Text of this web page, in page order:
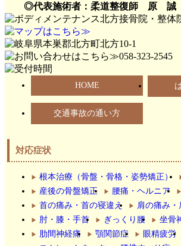
◎代表施術者：柔道整復師 原 誠
HOME
交通事故の通い方
対応症状
根本治療（骨盤・骨格・姿勢矯正）
産後の骨盤矯正
腰痛・ヘルニア
首の痛み・首の寝違え
肩の痛み
肘・膝・手首
ぎっくり腰
坐骨
肋間神経痛
顎関節症 眼精疲労